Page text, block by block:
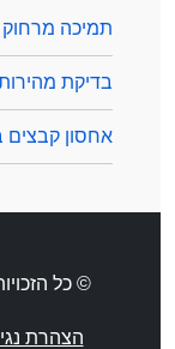
תמיכה מרחוק
בדיקת
אחסון קבצים
© כל
הצהרת